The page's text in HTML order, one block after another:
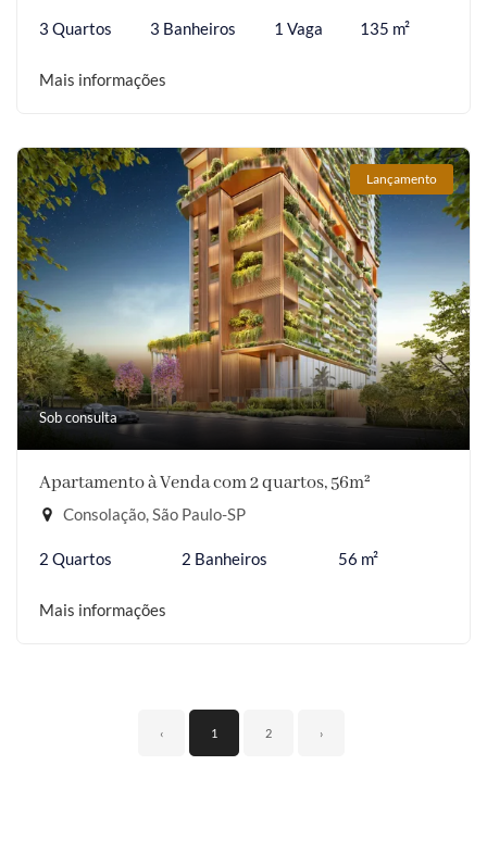
3 Quartos 3 Banheiros 1 Vaga 135 m²
Mais informações
Lançamento
Sob consulta
Apartamento à Venda com 2 quartos, 56m²
Consolação, São Paulo-SP
2 Quartos 2 Banheiros 56 m²
Mais informações
‹ 1 2 ›